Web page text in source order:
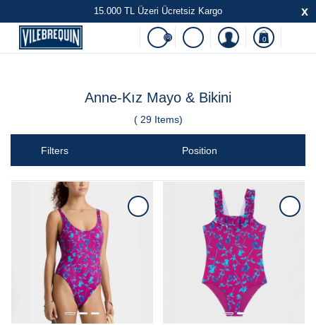
15.000 TL Üzeri Ücretsiz Kargo x
(0) 0
Anne-Kız Mayo & Bikini
Filters
( 29Items)